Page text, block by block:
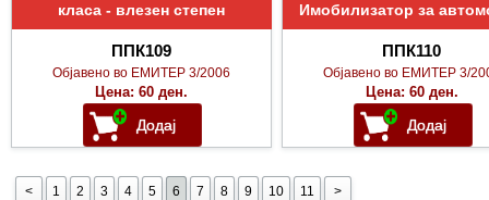
класа - влезен степен
ППК109
Објавено во ЕМИТЕР 3/2006
Цена: 60 ден.
Имобилизатор за
ППК110
Објавено во ЕМИТЕР 3/
Цена: 60 ден.
< 1 2 3 4 5 6 7 8 9 10 11 >